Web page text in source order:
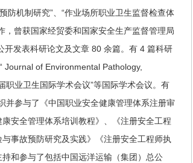
机制研究”、“作业场所职业卫生监督检查体
，曾获国家经贸委和国家安全生产监督管理局
发表科研论文及文章 80 余篇。有 4 篇科研
Journal of Environmental Pathology,
职业卫生国际学术会议”等国际学术会议。有
参与了《中国职业安全健康管理体系注册审
安全管理体系培训教程》、《注册安全工程
事故预防研究及实践》《注册安全工程师执
参与了包括中国远洋运输（集团）总公